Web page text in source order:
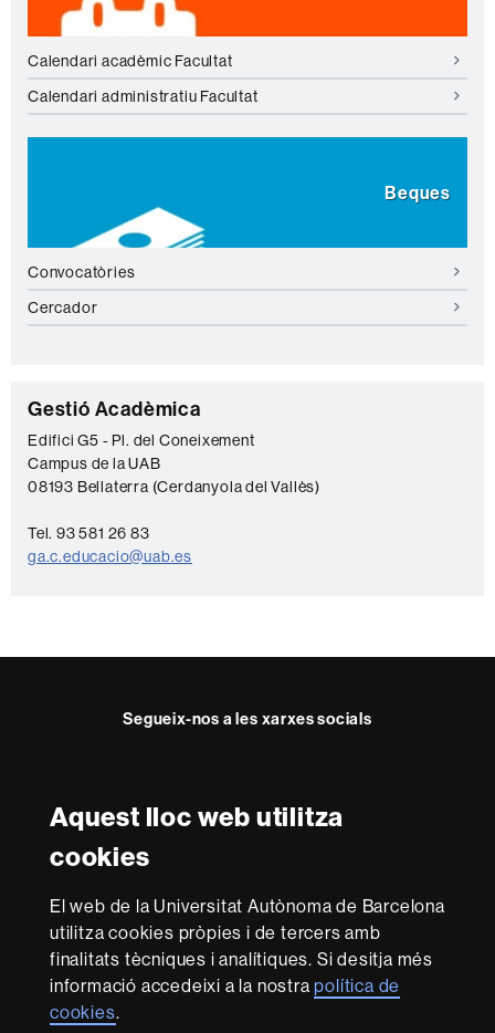
Aquest lloc web utilitza
cookies
El web de la Universitat Autònoma de Barcelona
utilitza cookies pròpies i de tercers amb
finalitats tècniques i analítiques. Si desitja més
informació accedeixi a la nostrapolítica de
cookies.
Calendari acadèmic Facultat
Calendari administratiu Facultat
Beques
Convocatòries
Cercador
C
o
n
a
c
Gestió Acadèmica
Edifici G5 - Pl. del Coneixement
Campus de la UAB
08193 Bellaterra (Cerdanyola del Vallès)
Tel. 93 581 26 83
ga.c.educacio@uab.es
Segueix-nos a les xarxes socials
Reconeixement internacional de l'excel·lència
in
Research
-
Euraxess
Amb el finançament de